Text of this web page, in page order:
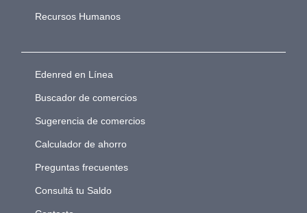
Recursos Humanos
Edenred en Línea
Buscador de comercios
Sugerencia de comercios
Calculador de ahorro
Preguntas frecuentes
Consultá tu Saldo